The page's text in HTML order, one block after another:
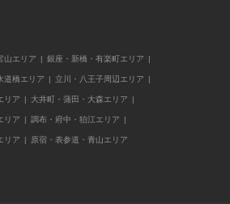
山エリア 銀座・新橋・有楽町エリア
道橋エリア 立川・八王子周辺エリア
リア 大井町・蒲田・大森エリア
リア 調布・府中・狛江エリア
リア 原宿・表参道・青山エリア